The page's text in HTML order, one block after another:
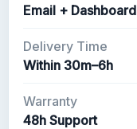
Email + Dashboard
Delivery Time
Within 30m–6h
Warranty
48h Support